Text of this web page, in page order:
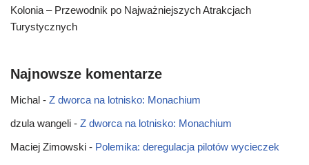
Kolonia – Przewodnik po Najważniejszych Atrakcjach
Turystycznych
Najnowsze komentarze
Michal - Z dworca na lotnisko: Monachium
dzula wangeli - Z dworca na lotnisko: Monachium
Maciej Zimowski - Polemika: deregulacja pilotów wycieczek